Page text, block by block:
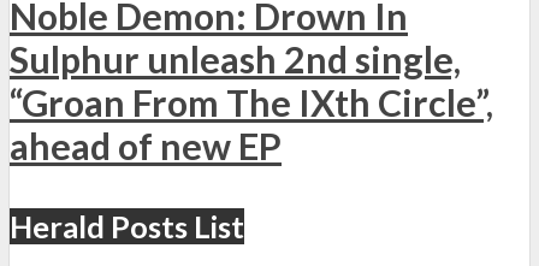
Noble Demon: Drown In
Sulphur unleash 2nd single,
“Groan From The IXth Circle”,
ahead of new EP
Herald Posts List